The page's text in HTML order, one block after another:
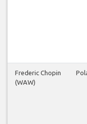
Frederic Chopin
(WAW)